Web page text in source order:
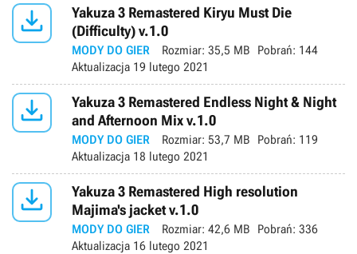

Yakuza 3 Remastered Kiryu Must Die
(Difficulty) v.1.0
MODY DO GIER Rozmiar: 35,5 MB Pobrań: 144
Aktualizacja 19 lutego 2021

Yakuza 3 Remastered Endless Night & Night
and Afternoon Mix v.1.0
MODY DO GIER Rozmiar: 53,7 MB Pobrań: 119
Aktualizacja 18 lutego 2021

Yakuza 3 Remastered High resolution
Majima's jacket v.1.0
MODY DO GIER Rozmiar: 42,6 MB Pobrań: 336
Aktualizacja 16 lutego 2021